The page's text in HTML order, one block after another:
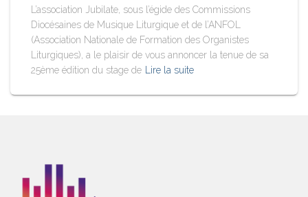
L’association Jubilate, sous l’égide des Commissions
Diocésaines de Musique Liturgique et de l’ANFOL
(Association Nationale de Formation des Organistes
Liturgiques), a le plaisir de vous annoncer la tenue de sa
25ème édition du stage de
Lire la suite